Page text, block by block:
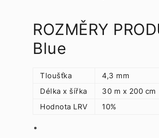
ROZMĚRY
Blue
Tloušťka
4,3 mm
Délka x šířka
30 m x 200 cm
Hodnota LRV
10%